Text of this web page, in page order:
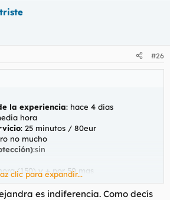
h
e
n
o
#26
la experiencia: hace 4 dias
hora
: 25 minutos / 80eur
no mucho
:sin
(150) y + por 50 mas
a 10): 8
recomiendo
clic para expandir...
es indiferencia. Como decís